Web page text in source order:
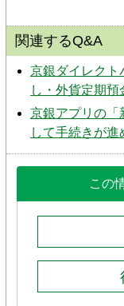
関連するQ&A
京銀ダイレクト
し・外貨定期
京銀アプリの「
して手続きが進
この